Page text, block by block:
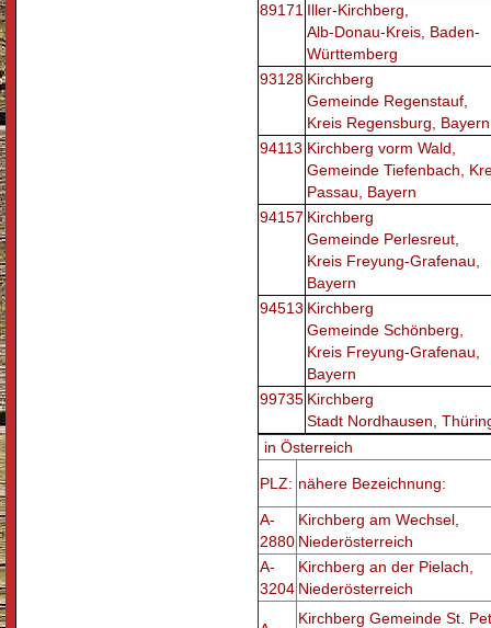
89171 Iller-Kirchberg,
Alb-Donau-Kreis, Baden-
Württemberg
93128 Kirchberg
Gemeinde Regenstauf,
Kreis Regensburg, Bayern
94113 Kirchberg vorm Wald,
Gemeinde Tiefenbach,
Passau, Bayern
94157 Kirchberg
Gemeinde Perlesreut,
Kreis Freyung-Grafenau,
Bayern
94513 Kirchberg
Gemeinde Schönberg,
Kreis Freyung-Grafenau,
Bayern
99735 Kirchberg
Stadt Nordhausen,
in Österreich
PLZ: nähere Bezeichnung:
A-
2880
Kirchberg am Wechsel,
Niederösterreich
A-
3204
Kirchberg an der Pielach,
Niederösterreich
Kirchberg Gemeinde St.